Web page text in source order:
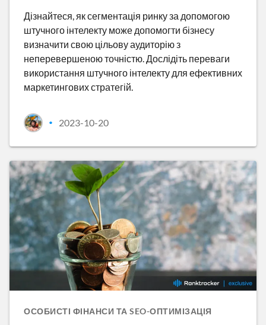
Дізнайтеся, як сегментація ринку за допомогою
штучного інтелекту може допомогти бізнесу
визначити свою цільову аудиторію з
неперевершеною точністю. Дослідіть переваги
використання штучного інтелекту для ефективних
маркетингових стратегій.
• 2023-10-20
ОСОБИСТІ ФІНАНСИ ТА SEO-ОПТИМІЗАЦІЯ